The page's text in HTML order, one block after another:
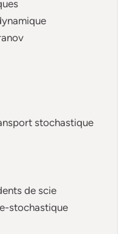
stochastique
de scie
stochastique